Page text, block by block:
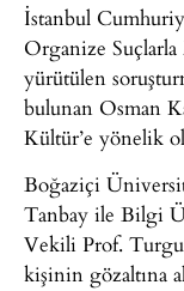
İstanbul
Organize
yürütülen
bulunan Osman
Kültür’e yönelik
Boğaziçi
Tanbay ile Bilgi
Vekili Prof. Turgut
kişinin gözaltına